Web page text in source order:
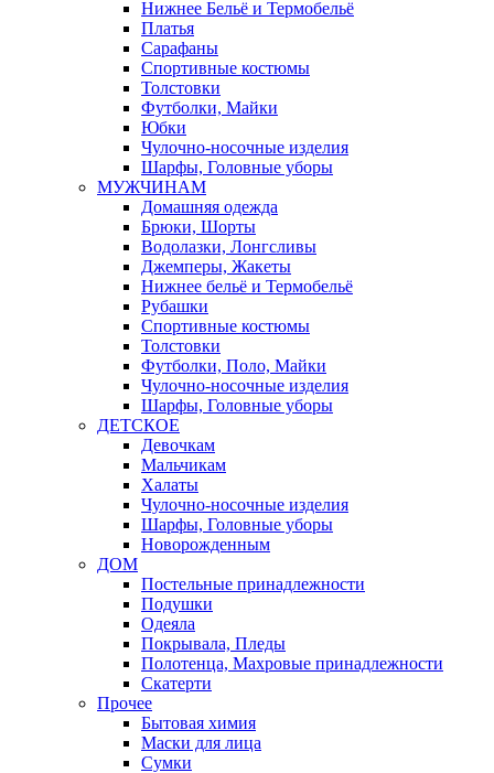
Нижнее Бельё и Термобельё
Платья
Сарафаны
Спортивные костюмы
Толстовки
Футболки, Майки
Юбки
Чулочно-носочные изделия
Шарфы, Головные уборы
МУЖЧИНАМ
Домашняя одежда
Брюки, Шорты
Водолазки, Лонгсливы
Джемперы, Жакеты
Нижнее бельё и Термобельё
Рубашки
Спортивные костюмы
Толстовки
Футболки, Поло, Майки
Чулочно-носочные изделия
Шарфы, Головные уборы
ДЕТСКОЕ
Девочкам
Мальчикам
Халаты
Чулочно-носочные изделия
Шарфы, Головные уборы
Новорожденным
ДОМ
Постельные принадлежности
Подушки
Одеяла
Покрывала, Пледы
Полотенца, Махровые принадлежности
Скатерти
Прочее
Бытовая химия
Маски для лица
Сумки